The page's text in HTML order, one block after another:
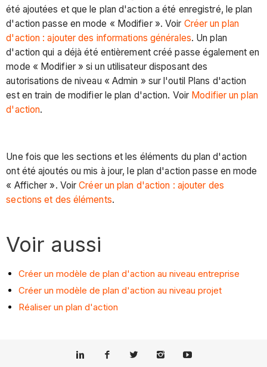
été ajoutées et que le plan d'action a été enregistré, le plan
d'action passe en mode « Modifier ». Voir Créer un plan
d'action : ajouter des informations générales. Un plan
d'action qui a déjà été entièrement créé passe également en
mode « Modifier » si un utilisateur disposant des
autorisations de niveau « Admin » sur l'outil Plans d'action
est en train de modifier le plan d'action. Voir Modifier un plan
d'action.
Une fois que les sections et les éléments du plan d'action
ont été ajoutés ou mis à jour, le plan d'action passe en mode
« Afficher ». VoirCréer un plan d'action : ajouter des
sections et des éléments.
Voir aussi
Créer un modèle de plan d'action au niveau entreprise
Créer un modèle de plan d'action au niveau projet
Réaliser un plan d'action